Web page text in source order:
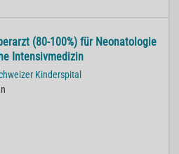
(80-100%) für Neonatologie
Intensivmedizin
Kinderspital